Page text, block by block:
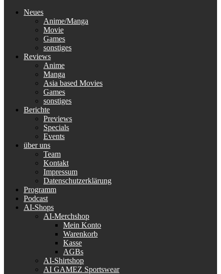
Neues
Anime/Manga
Movie
Games
sonstiges
Reviews
Anime
Manga
Asia based Movies
Games
sonstiges
Berichte
Previews
Specials
Events
über uns
Team
Kontakt
Impressum
Datenschutzerklärung
Programm
Podcast
AI-Shops
AI-Merchshop
Mein Konto
Warenkorb
Kasse
AGBs
AI-Shirtshop
AI GAMEZ Sportswear